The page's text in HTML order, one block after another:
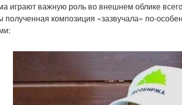
играют важную роль во внешнем облике
полученная композиция «зазвучала» по-